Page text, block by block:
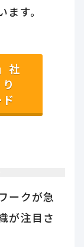
す。
社
ークが急
が注目さ